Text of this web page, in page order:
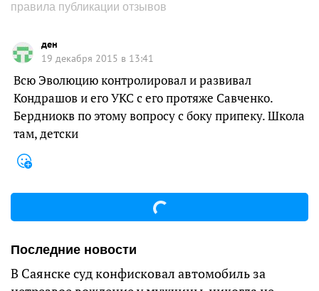
правила публикации отзывов
ден
19 декабря 2015 в 13:41
Всю Эволюцию контролировал и развивал
Кондрашов и его УКС с его протяже Савченко.
Бердниокв по этому вопросу с боку припеку. Школа
там, детски
Последние новости
В Саянске суд конфисковал автомобиль за